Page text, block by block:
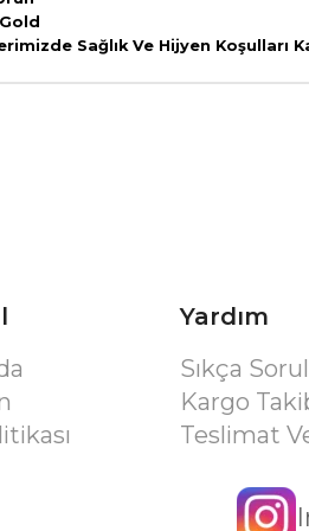
Sağlık Ve Hijyen Koşulları
Yardım
Sıkça
Kargo
Teslimat